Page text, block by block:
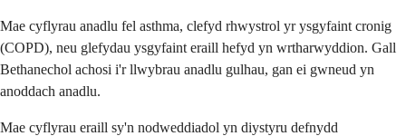
Mae cyflyrau anadlu fel asthma, clefyd rhwystrol yr ysgyfaint cronig
(COPD), neu glefydau ysgyfaint eraill hefyd yn wrtharwyddion. Gall
Bethanechol achosi i'r llwybrau anadlu gulhau, gan ei gwneud yn
anoddach anadlu.
Mae cyflyrau eraill sy'n nodweddiadol yn diystyru defnydd